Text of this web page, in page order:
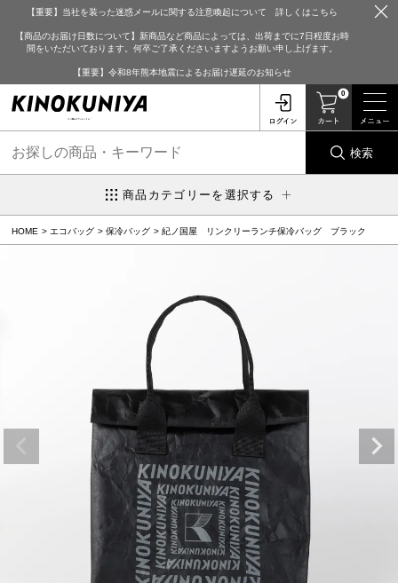
【重要】当社を装った迷惑メールに関する注意喚起について 詳しくはこちら
【商品のお届け日数について】新商品など商品によっては、出荷までに7日程度お時
間をいただいております。何卒ご了承くださいますようお願い申し上げます。
【重要】令和8年熊本地震によるお届け遅延のお知らせ
0
検索
商品カテゴリーを選択する
HOME エコバッグ 保冷バッグ 紀ノ国屋 リンクリーランチ保冷バッグ ブラック